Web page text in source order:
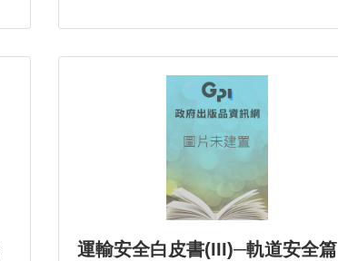
運輸安全白皮書(III)─軌道安全篇